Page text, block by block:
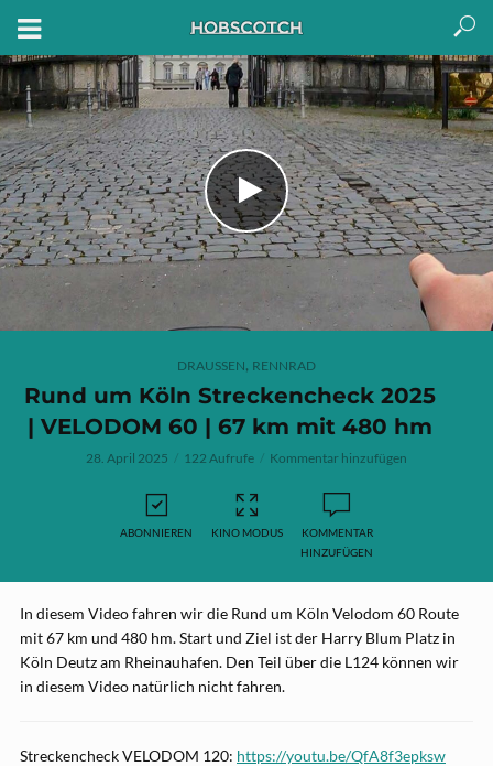
DRAUSSEN, RENNRAD
Rund um Köln Streckencheck 2025
| VELODOM 60 | 67 km mit 480 hm
28. April 2025 122 Aufrufe Kommentar hinzufügen
ABONNIEREN KINO MODUS
KOMMENTAR
HINZUFÜGEN
In diesem Video fahren wir die Rund um Köln Velodom 60 Route
mit 67 km und 480 hm. Start und Ziel ist der Harry Blum Platz in
Köln Deutz am Rheinauhafen. Den Teil über die L124 können wir
in diesem Video natürlich nicht fahren.
Streckencheck VELODOM 120: https://youtu.be/QfA8f3epksw